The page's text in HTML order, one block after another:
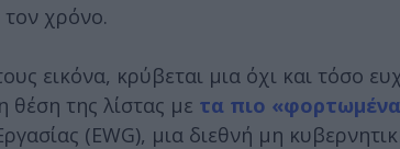
χρόνο.
εικόνα, κρύβεται μια όχι και τόσο
της λίστας με τα πιο
(EWG), μια διεθνή μη